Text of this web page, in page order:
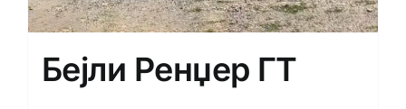
Бејли Ренџер ГТ